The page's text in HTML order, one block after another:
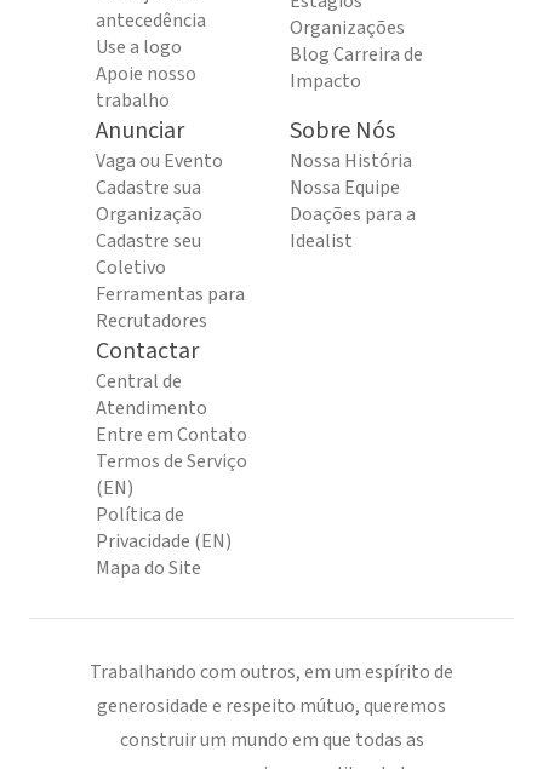
antecedência
Use a logo
Apoie nosso
trabalho
Organizações
Blog Carreira de
Impacto
Anunciar
Vaga ou Evento
Cadastre sua
Organização
Cadastre seu
Coletivo
Ferramentas para
Recrutadores
Sobre Nós
Nossa História
Nossa Equipe
Doações para a
Idealist
Contactar
Central de
Atendimento
Entre em Contato
Termos de Serviço
(EN)
Política de
Privacidade (EN)
Mapa do Site
Trabalhando com outros, em um espírito de
generosidade e respeito mútuo, queremos
construir um mundo em que todas as